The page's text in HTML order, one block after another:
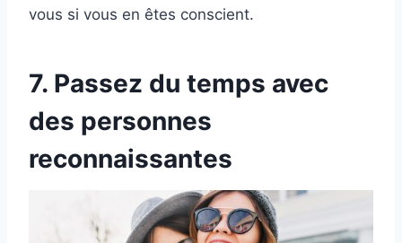
vous si vous en êtes conscient.
7. Passez du temps avec
des personnes
reconnaissantes